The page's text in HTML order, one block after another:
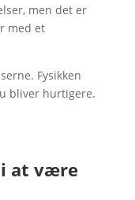
men det er
med et
Fysikken
bliver hurtigere.
at være